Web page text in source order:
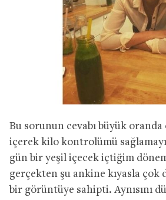
Bu sorunun cevabı büyük
içerek kilo kontrolümü
gün bir yeşil içecek içtiğim
gerçekten şu ankine kıyasla çok
bir görüntüye sahipti. Aynısını